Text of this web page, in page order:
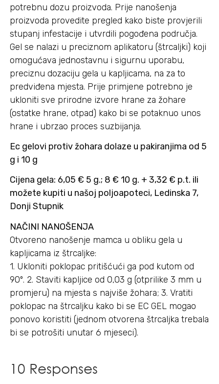
potrebnu dozu proizvoda. Prije nanošenja
proizvoda provedite pregled kako biste provjerili
stupanj infestacije i utvrdili pogođena područja.
Gel se nalazi u preciznom aplikatoru (štrcaljki) koji
omogućava jednostavnu i sigurnu uporabu,
preciznu dozaciju gela u kapljicama, na za to
predviđena mjesta. Prije primjene potrebno je
ukloniti sve prirodne izvore hrane za žohare
(ostatke hrane, otpad) kako bi se potaknuo unos
hrane i ubrzao proces suzbijanja.
Ec gelovi protiv žohara dolaze u pakiranjima od 5
g i 10 g
Cijena gela: 6,05 € 5 g.; 8 € 10 g. + 3,32 € p.t. ili
možete kupiti u našoj poljoapoteci, Ledinska 7,
Donji Stupnik
NAČINI NANOŠENJA
Otvoreno nanošenje mamca u obliku gela u
kapljicama iz štrcaljke:
1. Ukloniti poklopac pritišćući ga pod kutom od
90º. 2. Staviti kapljice od 0,03 g (otprilike 3 mm u
promjeru) na mjesta s najviše žohara; 3. Vratiti
poklopac na štrcaljku kako bi se EC GEL mogao
ponovo koristiti (jednom otvorena štrcaljka trebala
bi se potrošiti unutar 6 mjeseci).
10 Responses